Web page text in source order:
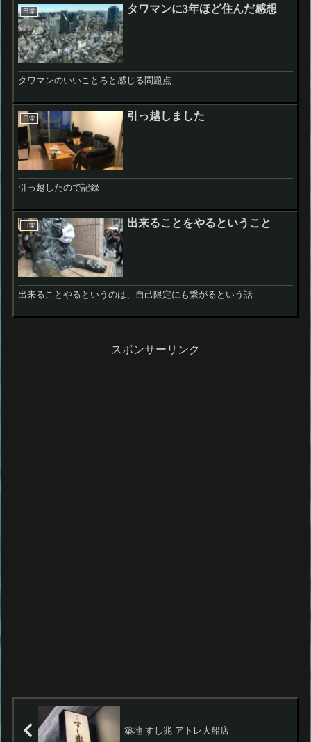
日常 タワマンに3年ほど住んだ感想
タワマンのいいことろと感じる問題点
日常 引っ越しました
引っ越したので記録
日常 出来ることをやるということ
出来ることやるというのは、自己限定にも繋がるという話
スポンサーリンク
築地 すし兆 アトレ大船店